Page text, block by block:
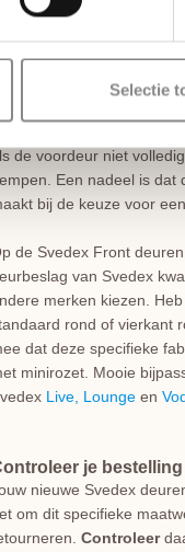
Selectie
Heb je een stompe deur
bestellen. De speciaal
deur gemonteerd
voorkomt beschadigingen
de voordeur niet
Een nadeel is dat
bij de keuze voor
de Svedex Front
van Svedex
merken kiezen.
rond of vierkant
dat deze specifieke
minirozet. Mooie
Live, Lounge en
je
nieuwe Svedex
om dit specifieke
Controleer